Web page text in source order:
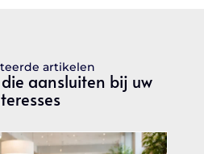
artikelen
aansluiten bij uw